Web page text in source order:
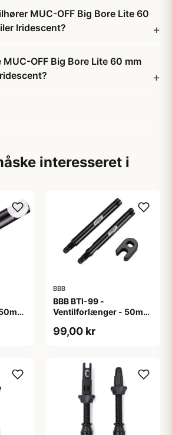
MUC-OFF Big Bore Lite 60
Iridescent?
OFF Big Bore Lite 60 mm
interesseret i
BBB
BBB BTI-99 -
Ventilforlænger - 50mm
Nøgle - Sort
99,00 kr